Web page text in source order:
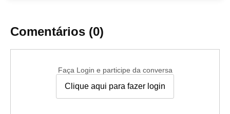
Comentários (0)
Faça Login e participe da conversa
Clique aqui para fazer login